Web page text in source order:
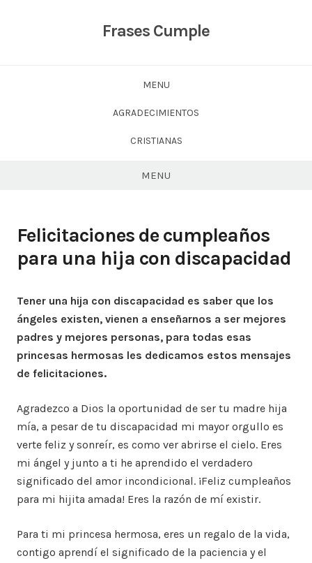
Frases Cumple
MENU
AGRADECIMIENTOS
CRISTIANAS
MENU
Felicitaciones de cumpleaños
para una hija con discapacidad
Tener una hija con discapacidad es saber que los
ángeles existen, vienen a enseñarnos a ser mejores
padres y mejores personas, para todas esas
princesas hermosas les dedicamos estos mensajes
de felicitaciones.
Agradezco a Dios la oportunidad de ser tu madre hija
mía, a pesar de tu discapacidad mi mayor orgullo es
verte feliz y sonreír, es como ver abrirse el cielo. Eres
mi ángel y junto a ti he aprendido el verdadero
significado del amor incondicional. ¡Feliz cumpleaños
para mi hijita amada! Eres la razón de mí existir.
Para ti mi princesa hermosa, eres un regalo de la vida,
contigo aprendí el significado de la paciencia y el